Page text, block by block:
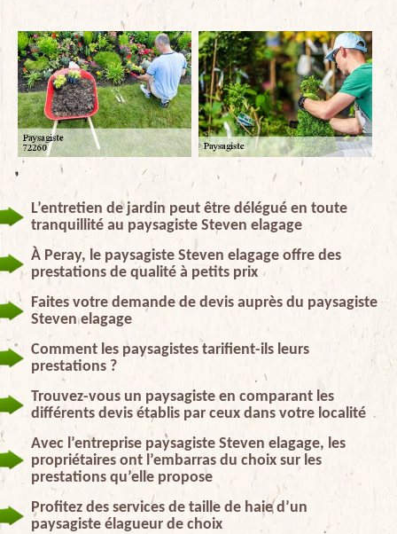
L’entretien de jardin peut être délégué en toute
tranquillité au paysagiste Steven elagage
À Peray, le paysagiste Steven elagage offre des
prestations de qualité à petits prix
Faites votre demande de devis auprès du paysagiste
Steven elagage
Comment les paysagistes tarifient-ils leurs
prestations ?
Trouvez-vous un paysagiste en comparant les
différents devis établis par ceux dans votre localité
Avec l’entreprise paysagiste Steven elagage, les
propriétaires ont l’embarras du choix sur les
prestations qu’elle propose
Profitez des services de taille de haie d’un
paysagiste élagueur de choix